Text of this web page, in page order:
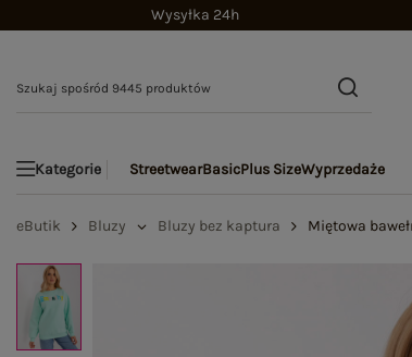
Wysyłka 24h
Kategorie StreetwearBasicPlus SizeWyprzedaże
eButik Bluzy Bluzy bez kaptura Miętowa